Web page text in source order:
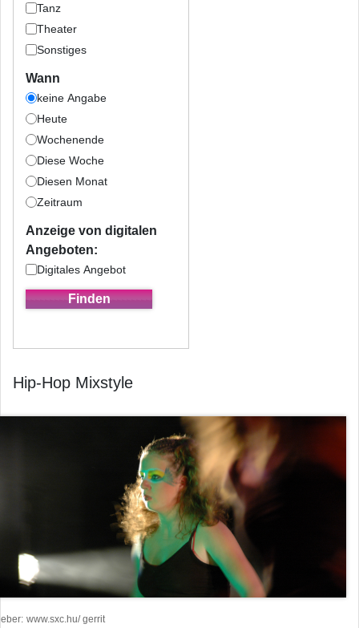
Tanz
Theater
Sonstiges
Wann
keine Angabe
Heute
Wochenende
Diese Woche
Diesen Monat
Zeitraum
Anzeige von digitalen
Angeboten:
Digitales Angebot
Hip-Hop Mixstyle
www.sxc.hu/ gerrit